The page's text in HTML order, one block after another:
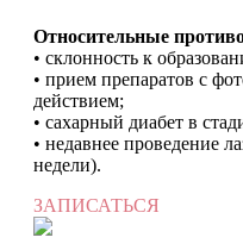
Относительные
• склонность к
• прием препаратов с
действием;
• сахарный диабет в
• недавнее проведение
недели).
ЗАПИСАТЬСЯ